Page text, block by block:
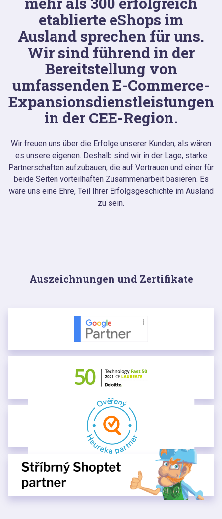
etablierte eShops im
Ausland sprechen für uns.
Wir sind führend in der
Bereitstellung von
umfassenden E-Commerce-
Expansionsdienstleistungen
in der CEE-Region.
Wir freuen uns über die Erfolge unserer Kunden, als wären
es unsere eigenen. Deshalb sind wir in der Lage, starke
Partnerschaften aufzubauen, die auf Vertrauen und einer für
beide Seiten vorteilhaften Zusammenarbeit basieren. Es
wäre uns eine Ehre, Teil Ihrer Erfolgsgeschichte im Ausland
zu sein.
Auszeichnungen und Zertifikate